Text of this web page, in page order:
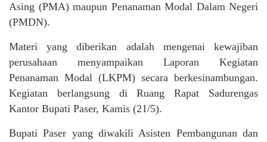
Asing (PMA) maupun Penanaman Modal Dalam Negeri
(PMDN).
Materi yang diberikan adalah mengenai kewajiban
perusahaan menyampaikan Laporan Kegiatan
Penanaman Modal (LKPM) secara berkesinambungan.
Kegiatan berlangsung di Ruang Rapat Sadurengas
Kantor Bupati Paser, Kamis (21/5).
Bupati Paser yang diwakili Asisten Pembangunan dan